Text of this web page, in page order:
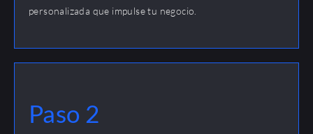
personalizada que impulse tu negocio.
Paso 2